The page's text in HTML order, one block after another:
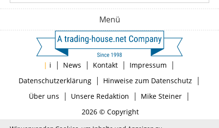
Menü
| i | News | Kontakt | Impressum |
Datenschutzerklärung| Hinweise zum Datenschutz |
Über uns | Unsere Redaktion | Mike Steiner|
2026 © Copyright